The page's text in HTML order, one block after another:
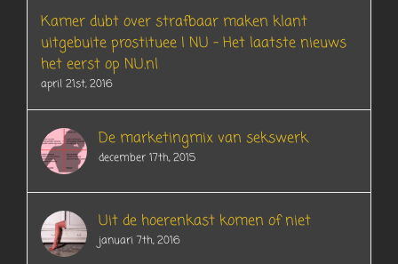
Kamer dubt over strafbaar maken klant
uitgebuite prostituee | NU – Het laatste nieuws
het eerst op NU.nl
april 21st, 2016
De marketingmix van sekswerk
december 17th, 2015
Uit de hoerenkast komen of niet
januari 7th, 2016